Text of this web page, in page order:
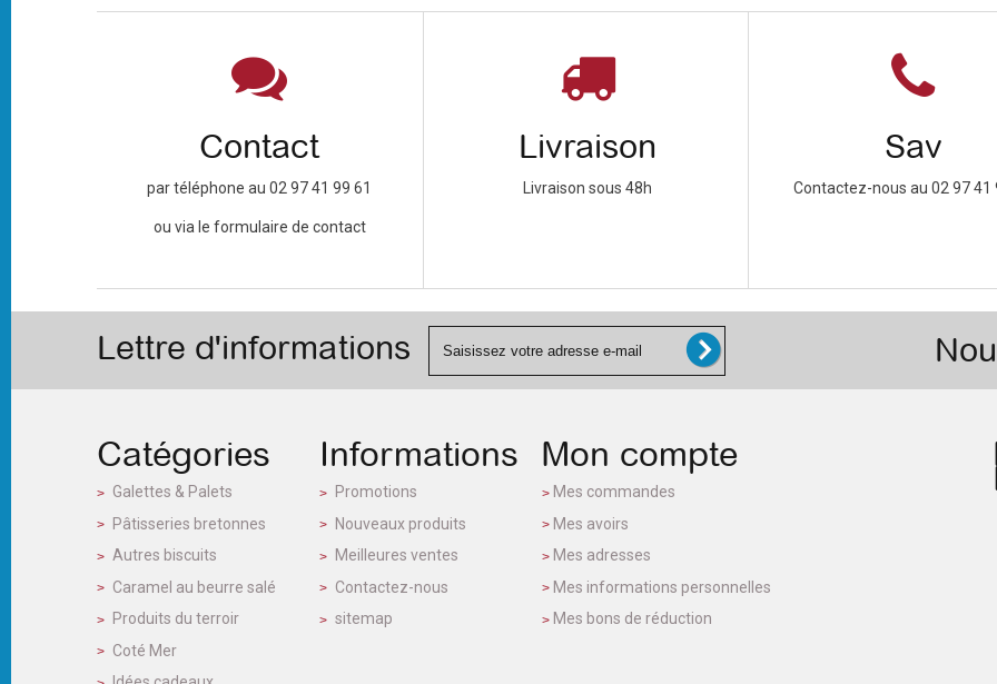
Contact
par téléphone au 02 97 41 99 61
ou via le formulaire de contact
Livraison
Livraison sous 48h
Sav
Contactez-nous au 02 97 41
Lettre d'informations
Catégories
Galettes & Palets
Pâtisseries bretonnes
Autres biscuits
Caramel au beurre salé
Produits du terroir
Coté Mer
Informations
Promotions
Nouveaux produits
Meilleures ventes
Contactez-nous
sitemap
Mon compte
Mes commandes
Mes avoirs
Mes adresses
Mes informations personnelles
Mes bons de réduction